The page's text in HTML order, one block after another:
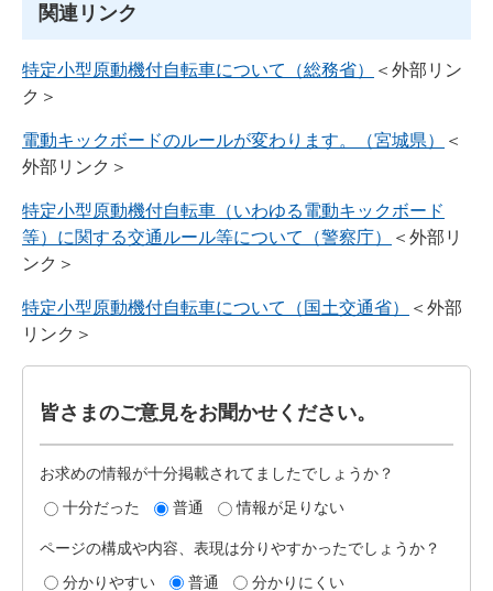
関連リンク
特定小型原動機付自転車について（総務省）
＜外部リン
ク＞
電動キックボードのルールが変わります。（宮城県）
＜
外部リンク＞
特定小型原動機付自転車（いわゆる電動キックボード
等）に関する交通ルール等について（警察庁）
＜外部リ
ンク＞
特定小型原動機付自転車について（国土交通省）
＜外部
リンク＞
皆さまのご意見をお聞かせください。
お求めの情報が十分掲載されてましたでしょうか？
十分だった
普通 情報が足りない
ページの構成や内容、表現は分りやすかったでしょうか？
分かりやすい
普通 分かりにくい